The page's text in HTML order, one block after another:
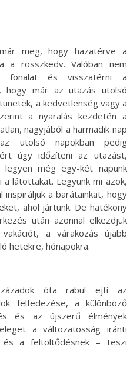
meg, hogy hazatérve a
a rosszkedv. Valóban nem
fonalat és visszatérni a
hogy már az utazás utolsó
a kedvetlenség vagy a
a nyaralás kezdetén a
nagyjából a harmadik nap
utolsó napokban pedig
úgy időzíteni az utazást,
még egy-két napunk
a látottakat. Legyünk mi azok,
inspiráljuk a barátainkat, hogy
ahol jártunk. De hatékony
után azonnal elkezdjük
a várakozás újabb
hetekre, hónapokra.
óta rabul ejti az
felfedezése, a különböző
és az újszerű élmények
a változatosság iránti
és a feltöltődésnek – teszi